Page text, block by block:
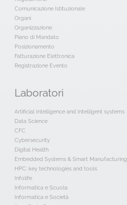
Comunicazione Istituzionale
Organi
Organizzazione
Piano di Mandato
Posizionamento
Fatturazione Elettronica
Registrazione Evento
Laboratori
Artificial Intelligence and Intelligent systems
Data Science
CFC
Cybersecurity
Digital Health
Embedded Systems & Smart Manufacturing
HPC: key technologies and tools
Infolife
Informatica e Scuola
Informatica e Società